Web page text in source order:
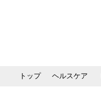
トップ ヘルスケア